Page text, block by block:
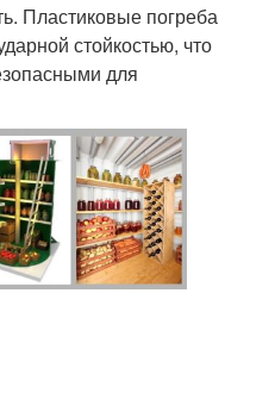
Пластиковые погреба
стойкостью, что
для